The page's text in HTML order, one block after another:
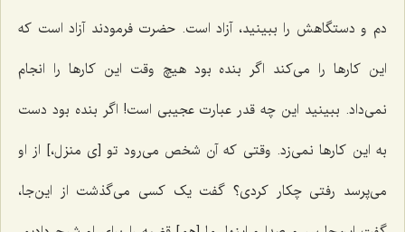
دم و دستگاهش را ببینید، آزاد است. حضرت فرمودند آزاد است که
این کارها را می‌کند اگر بنده بود هیچ وقت این کارها را انجام
نمی‌داد. ببینید این چه قدر عبارت عجیبی است! اگر بنده بود دست
به این کارها نمی‌زد. وقتی که آن شخص می‌رود تو [ی منزل،] از او
می‌پرسد رفتی چکار کردی؟ گفت یک کسی می‌گذشت از این‌جا،